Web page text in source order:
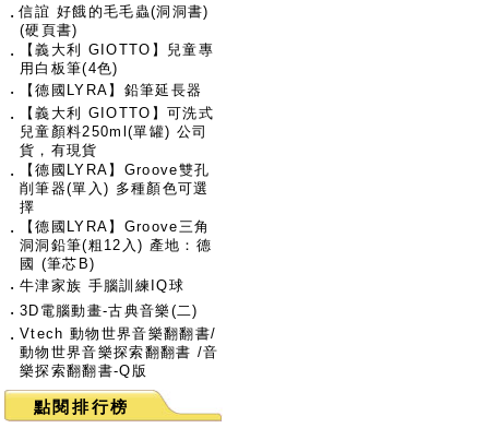
‧ 信誼 好餓的毛毛蟲(洞洞書)
(硬頁書)
‧
【義大利 GIOTTO】兒童專
用白板筆(4色)
‧ 【德國LYRA】鉛筆延長器
‧
【義大利 GIOTTO】可洗式
兒童顏料250ml(單罐) 公司
貨，有現貨
‧
【德國LYRA】Groove雙孔
削筆器(單入) 多種顏色可選
擇
‧
【德國LYRA】Groove三角
洞洞鉛筆(粗12入) 產地：德
國 (筆芯B)
‧ 牛津家族 手腦訓練IQ球
‧ 3D電腦動畫-古典音樂(二)
‧ Vtech 動物世界音樂翻翻書/
動物世界音樂探索翻翻書 /音
樂探索翻翻書-Q版
點閱排行榜